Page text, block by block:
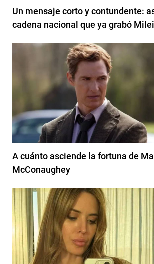
Un mensaje corto y contundente:
cadena nacional que ya grabó Milei
A cuánto asciende la fortuna de
McConaughey